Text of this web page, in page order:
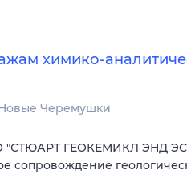
химико-
Черемушки
"СТЮАРТ ГЕОКЕМИКЛ ЭНД
сопровождение